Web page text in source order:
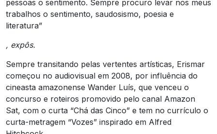
pessoas o sentimento. Sempre procuro levar nos meus
trabalhos o sentimento, saudosismo, poesia e
literatura”
, expôs.
Sempre transitando pelas vertentes artísticas, Erismar
começou no audiovisual em 2008, por influência do
cineasta amazonense Wander Luís, que venceu o
concurso e roteiros promovido pelo canal Amazon
Sat, com o curta “Chá das Cinco” e tem no currículo o
curta-metragem “Vozes” inspirado em Alfred